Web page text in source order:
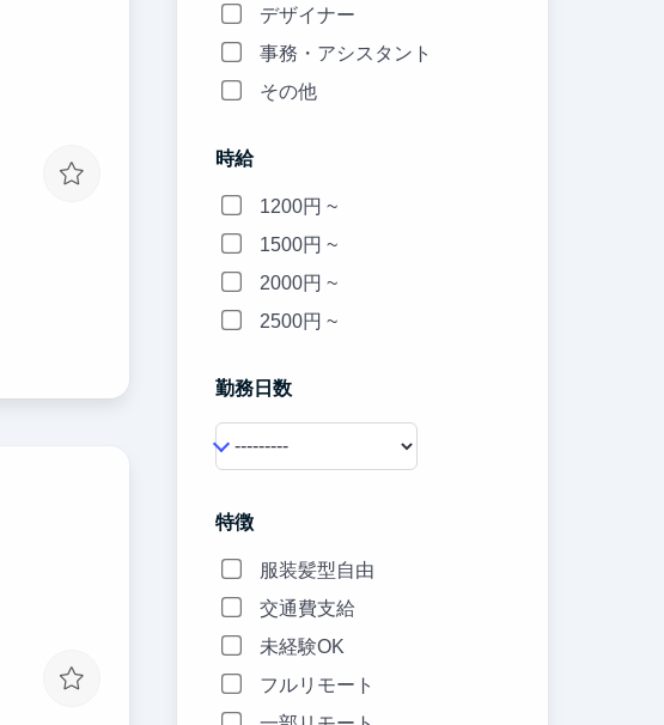
デザイナー
事務・アシスタント
その他
時給
1200円 ~
1500円 ~
2000円 ~
2500円 ~
勤務日数
特徴
服装髪型自由
交通費支給
未経験OK
フルリモート